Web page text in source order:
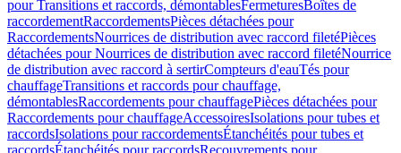
pour Transitions et raccords, démontablesFermeturesBoîtes de
raccordementRaccordementsPièces détachées pour
RaccordementsNourrices de distribution avec raccord filetéPièces
détachées pour Nourrices de distribution avec raccord filetéNourrice
de distribution avec raccord à sertirCompteurs d'eauTés pour
chauffageTransitions et raccords pour chauffage,
démontablesRaccordements pour chauffagePièces détachées pour
Raccordements pour chauffageAccessoiresIsolations pour tubes et
raccordsIsolations pour raccordementsÉtanchéités pour tubes et
raccordsÉtanchéités pour raccordsRecouvrements pour